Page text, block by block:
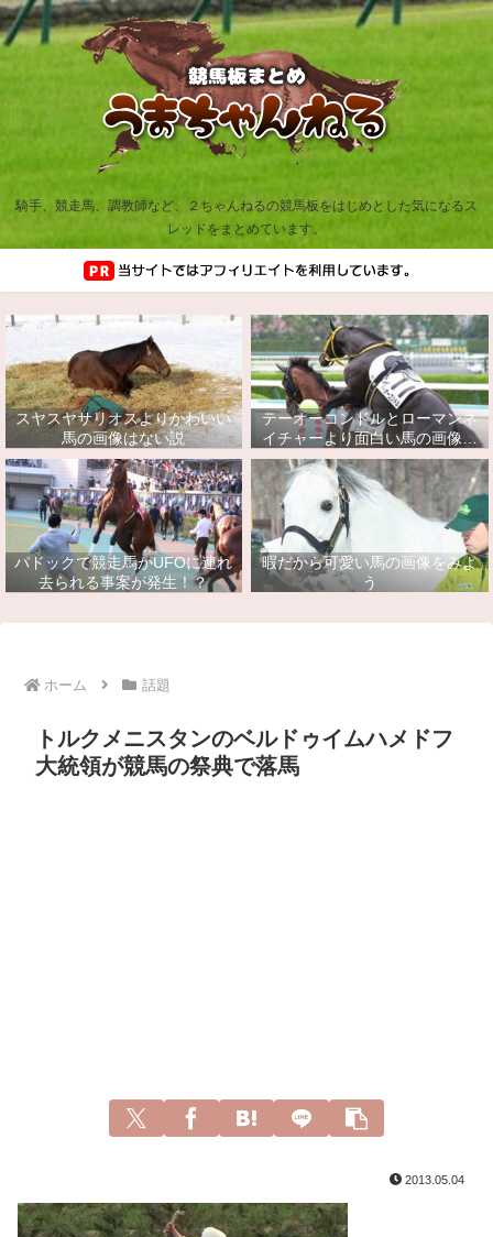
騎手、競走馬、調教師など、２ちゃんねるの競馬板をはじめとした気になるス
レッドをまとめています。
スヤスヤサリオスよりかわいい
馬の画像はない説
テーオーコンドルとローマンネ
イチャーより面白い馬の画像っ
てあるの？
パドックで競走馬がUFOに連れ
去られる事案が発生！？
暇だから可愛い馬の画像をみよ
う
ホーム 話題
トルクメニスタンのベルドゥイムハメドフ
大統領が競馬の祭典で落馬
2013.05.04